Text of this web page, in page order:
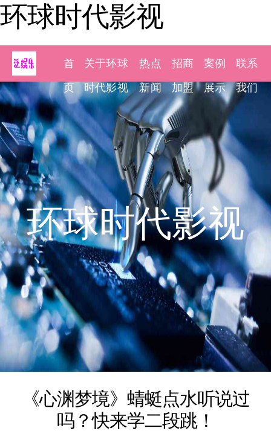
环球时代影视
首
页
关于环球
时代影视
热点
新闻
招商
加盟
案例
展示
联系
我们
环球时代影视
《心渊梦境》蜻蜓点水听说过
吗？快来学二段跳！